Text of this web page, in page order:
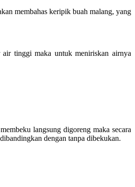
membahas keripik buah malang, yang
tinggi maka untuk meniriskan airnya
langsung digoreng maka secara
dengan tanpa dibekukan.